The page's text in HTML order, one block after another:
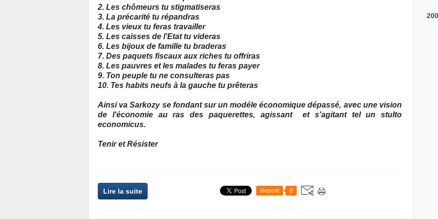
2. Les chômeurs tu stigmatiseras
3. La précarité tu répandras
4. Les vieux tu feras travailler
5. Les caisses de l'Etat tu videras
6. Les bijoux de famille tu braderas
7. Des paquets fiscaux aux riches tu offriras
8. Les pauvres et les malades tu feras payer
9. Ton peuple tu ne consulteras pas
10. Tes habits neufs à la gauche tu prêteras
Ainsi va Sarkozy se fondant sur un modéle économique dépassé, avec une vision
de l'économie au ras des paquerettes, agissant et s'agitant tel un stulto
economicus.
Tenir et Résister
Lire la suite Repost 0